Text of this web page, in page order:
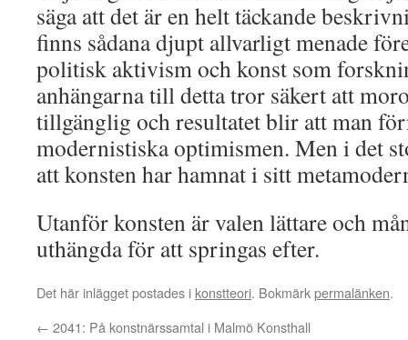
säga att det är en helt täckande
finns sådana djupt allvarligt menade
politisk aktivism och konst som
anhängarna till detta tror säkert att
tillgänglig och resultatet blir att man
modernistiska optimismen. Men i det
att konsten har hamnat i sitt
Utanför konsten är valen lättare och
uthängda för att springas efter.
Det här inlägget postades i konstteori. Bokmärkpermalänken.
← 2041: På konstnärssamtal i Malmö Konsthall